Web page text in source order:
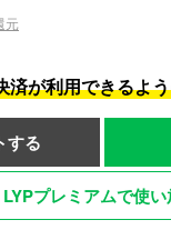
元
済が利用できるよ
する
LYPプレミアムで使い